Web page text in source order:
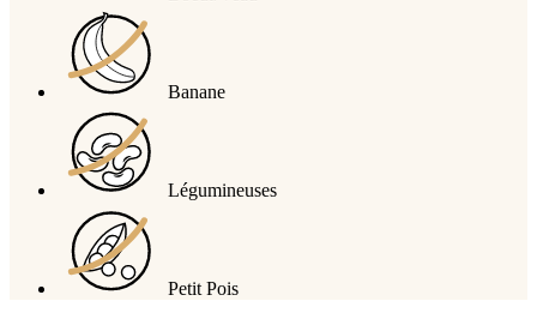
Banane
Légumineuses
Petit Pois